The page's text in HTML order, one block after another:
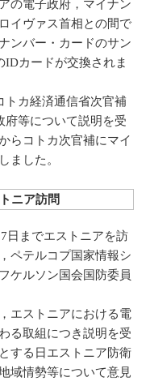
の電子政府，マイナン
イヴァス首相との間で
ンバー・カードのサン
IDカードが交換されま
トカ経済通信省次官補
府等について説明を受
らコトカ次官補にマイ
ました。
ニア訪問
日までエストニアを訪
ペテルコプ国家情報シ
ケルソン国会国防委員
エストニアにおける電
る取組につき説明を受
する日エストニア防衛
域情勢等について意見